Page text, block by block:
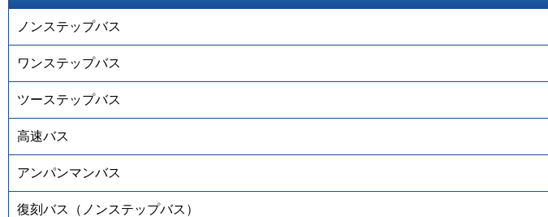
ノンステップバス
ワンステップバス
ツーステップバス
高速バス
アンパンマンバス
復刻バス（ノンステップバス）